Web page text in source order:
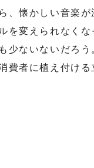
、懐かしい音楽
を変えられなく
少ないないだろう
費者に植え付ける